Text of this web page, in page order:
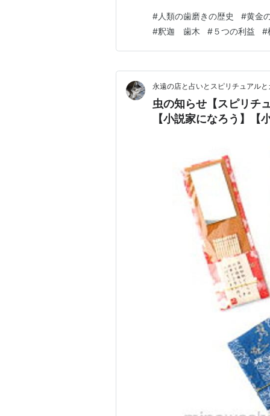
跡から、 「黄金の楊枝」が発
います。 古代エジプトの王族
#人類の歯磨きの歴史 #黄金
#釈迦 歯木 #５つの利益 #
永遠の店と占いとスピリチュアル
虫の知らせ【スピリチ
【小説家になろう】【